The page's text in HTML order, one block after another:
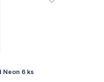
Neon 6 ks